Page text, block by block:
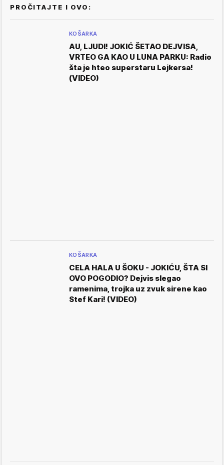
PROČITAJTE I OVO:
KOŠARKA
AU, LJUDI! JOKIĆ ŠETAO DEJVISA,
VRTEO GA KAO U LUNA PARKU: Radio
šta je hteo superstaru Lejkersa!
(VIDEO)
KOŠARKA
CELA HALA U ŠOKU - JOKIĆU, ŠTA SI
OVO POGODIO? Dejvis slegao
ramenima, trojka uz zvuk sirene kao
Stef Kari! (VIDEO)